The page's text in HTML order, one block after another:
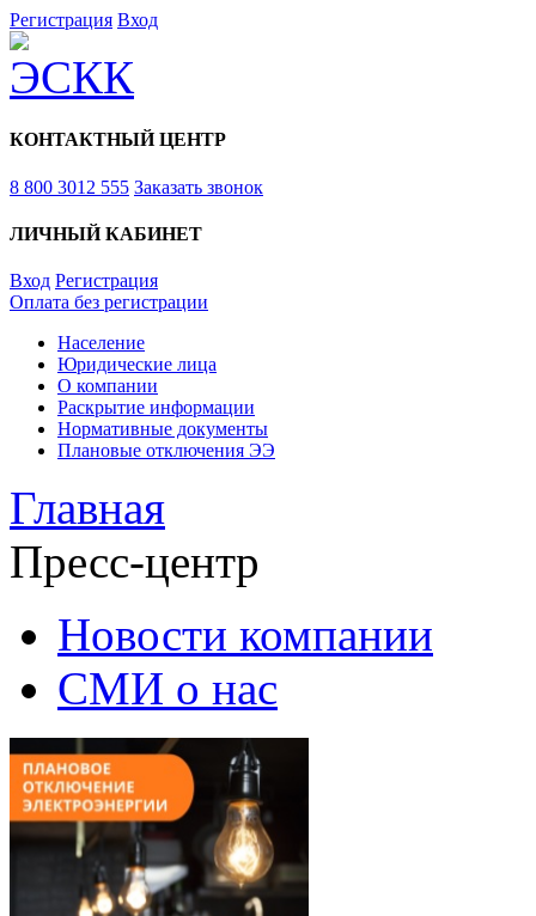
Регистрация Вход
КОНТАКТНЫЙ ЦЕНТР
8 800 3012 555 Заказать звонок
ЛИЧНЫЙ КАБИНЕТ
Вход Регистрация
Оплата без регистрации
Население
Юридические лица
О компании
Раскрытие информации
Нормативные документы
Плановые отключения ЭЭ
Главная
Пресс-центр
Новости компании
СМИ о нас